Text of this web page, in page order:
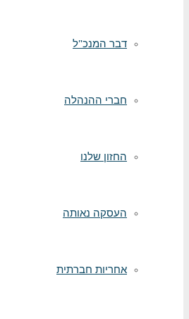
דבר המנכ"ל
חברי ההנהלה
החזון שלנו
העסקה נאותה
אחריות חברתית